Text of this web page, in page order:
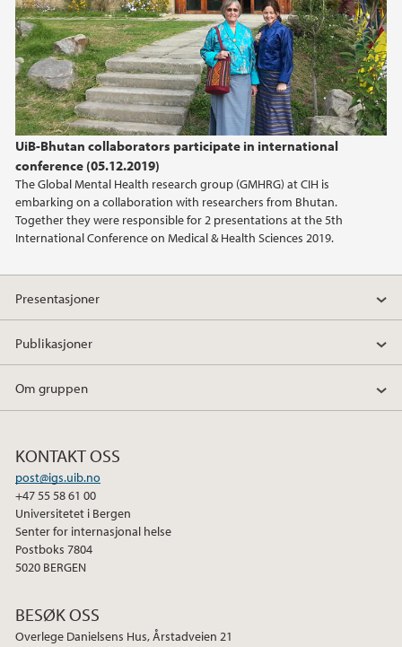
UiB-Bhutan collaborators participate in international
conference (05.12.2019)
The Global Mental Health research group (GMHRG) at CIH is
embarking on a collaboration with researchers from Bhutan.
Together they were responsible for 2 presentations at the 5th
International Conference on Medical & Health Sciences 2019.
2022
2021
2020
2018
Presentasjoner
Publikasjoner
Om gruppen
KONTAKT OSS
post@igs.uib.no
+47 55 58 61 00
Universitetet i Bergen
Senter for internasjonal helse
Postboks 7804
5020 BERGEN
BESØK OSS
Overlege Danielsens Hus, Årstadveien 21